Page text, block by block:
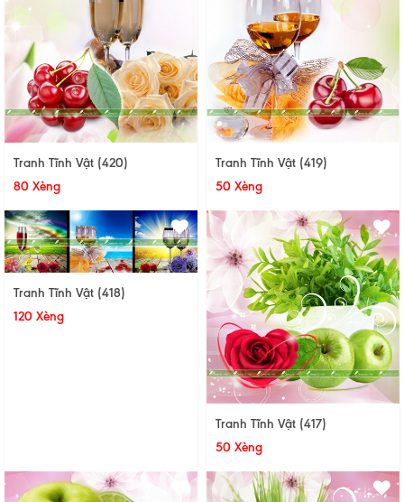
Tranh Tĩnh Vật (420)
80 Xèng
Tranh Tĩnh Vật (419)
50 Xèng
Tranh Tĩnh Vật (418)
120 Xèng
Tranh Tĩnh Vật (417)
50 Xèng